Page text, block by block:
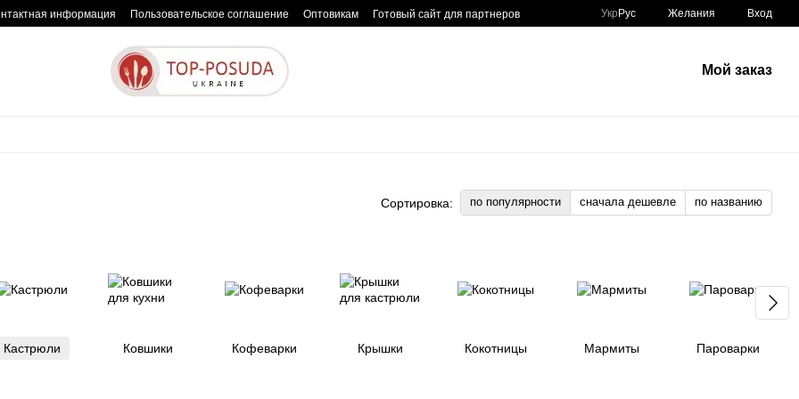
информация Пользовательское соглашение Оптовикам Готовый сайт для партнеров Укр Рус Желания Вход
Мой заказ
Сортировка: по популярности сначала дешевле по названию
Кастрюли Ковшики Кофеварки Крышки Кокотницы Мармиты Пароварки